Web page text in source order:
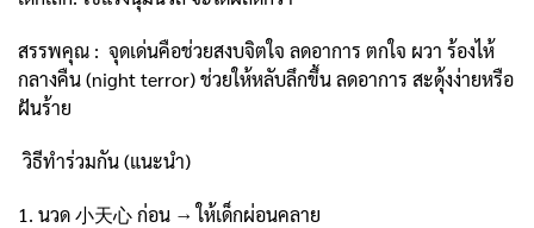
สรรพคุณ : จุดเด่นคือช่วยสงบจิตใจ ลดอาการ ตกใจ ผวา ร้องไห้
กลางคืน (night terror) ช่วยให้หลับลึกขึ้น ลดอาการ สะดุ้งง่ายหรือ
ฝันร้าย
วิธีทำร่วมกัน (แนะนำ)
1. นวด 小天心 ก่อน → ให้เด็กผ่อนคลาย